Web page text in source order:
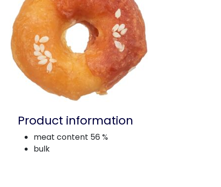
Product information
meat content 56 %
bulk